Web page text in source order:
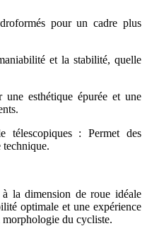
pour un cadre plus
et la stabilité, quelle
esthétique épurée et une
télescopiques : Permet des
technique.
la dimension de roue idéale
optimale et une expérience
du cycliste.